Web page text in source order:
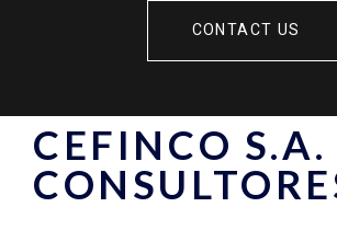
CONTACT US
CEFINCO S.A.